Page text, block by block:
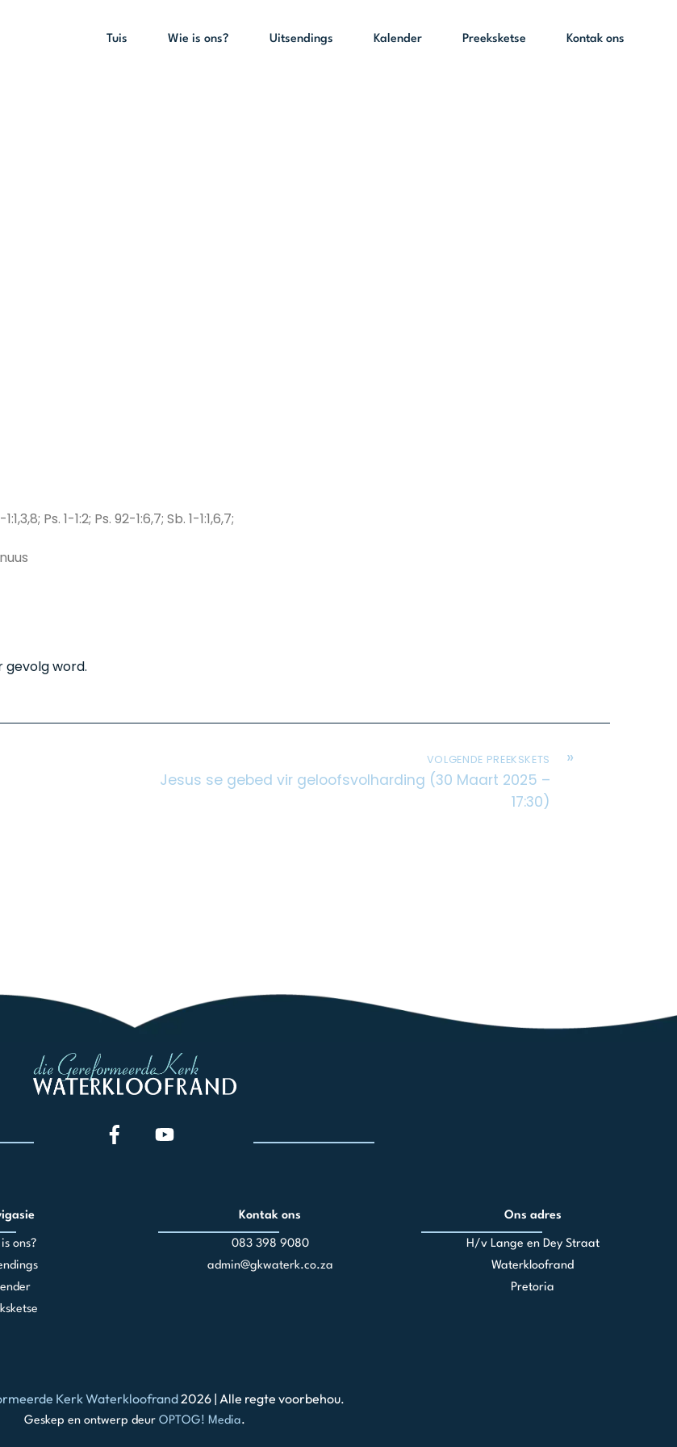
Tuis Wie is ons? Uitsendings Kalender Preeksketse Kontak ons
Ps. 1-1:2; Ps. 92-1:6,7; Sb. 1-1:1,6,7;
gevolg word.
»
VOLGENDE PREEKSKETS
Jesus se gebed vir geloofsvolharding (30 Maart 2025 –
17:30)
ons?
Kontak ons
083 398 9080
admin@gkwaterk.co.za
Ons adres
H/v Lange en Dey Straat
Waterkloofrand
Pretoria
Kerk Waterkloofrand2026 | Alle regte voorbehou.
Geskep en ontwerp deur OPTOG! Media.